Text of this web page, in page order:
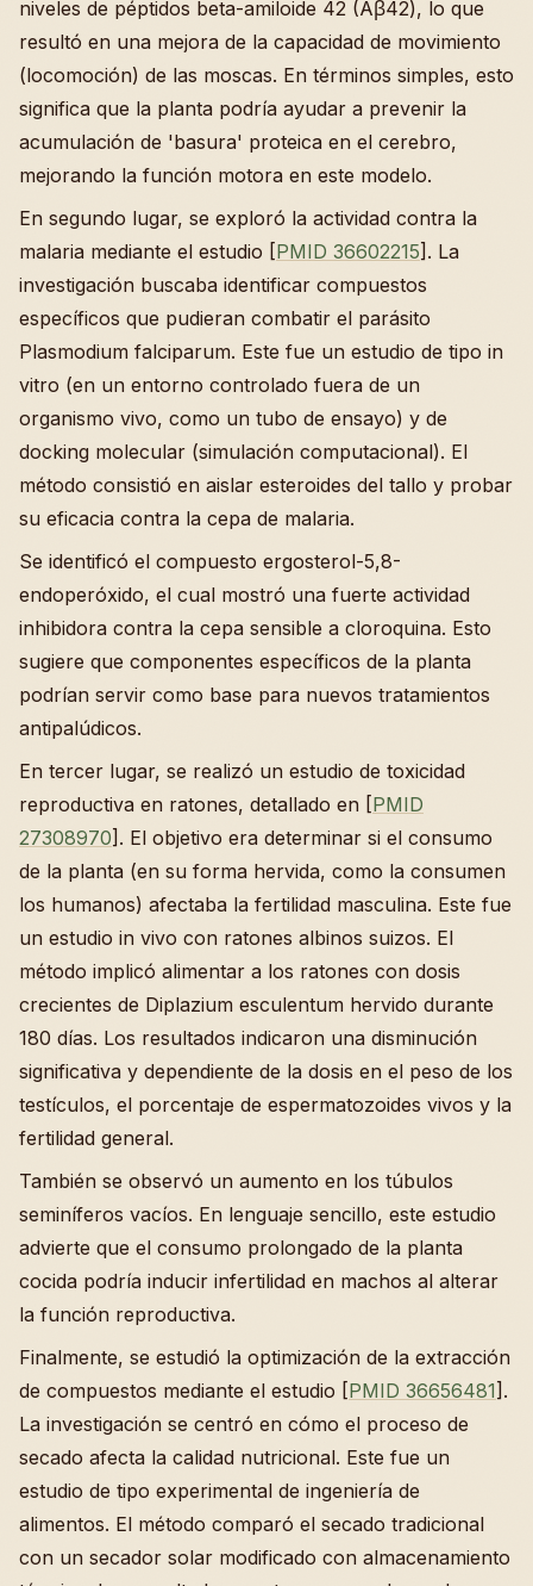
niveles de péptidos beta-amiloide 42 (Aβ42), lo que
resultó en una mejora de la capacidad de movimiento
(locomoción) de las moscas. En términos simples, esto
significa que la planta podría ayudar a prevenir la
acumulación de 'basura' proteica en el cerebro,
mejorando la función motora en este modelo.
En segundo lugar, se exploró la actividad contra la
malaria mediante el estudio [PMID 36602215]. La
investigación buscaba identificar compuestos
específicos que pudieran combatir el parásito
Plasmodium falciparum. Este fue un estudio de tipo in
vitro (en un entorno controlado fuera de un
organismo vivo, como un tubo de ensayo) y de
docking molecular (simulación computacional). El
método consistió en aislar esteroides del tallo y probar
su eficacia contra la cepa de malaria.
Se identificó el compuesto ergosterol-5,8-
endoperóxido, el cual mostró una fuerte actividad
inhibidora contra la cepa sensible a cloroquina. Esto
sugiere que componentes específicos de la planta
podrían servir como base para nuevos tratamientos
antipalúdicos.
En tercer lugar, se realizó un estudio de toxicidad
reproductiva en ratones, detallado en [PMID
27308970]. El objetivo era determinar si el consumo
de la planta (en su forma hervida, como la consumen
los humanos) afectaba la fertilidad masculina. Este fue
un estudio in vivo con ratones albinos suizos. El
método implicó alimentar a los ratones con dosis
crecientes de Diplazium esculentum hervido durante
180 días. Los resultados indicaron una disminución
significativa y dependiente de la dosis en el peso de los
testículos, el porcentaje de espermatozoides vivos y la
fertilidad general.
También se observó un aumento en los túbulos
seminíferos vacíos. En lenguaje sencillo, este estudio
advierte que el consumo prolongado de la planta
cocida podría inducir infertilidad en machos al alterar
la función reproductiva.
Finalmente, se estudió la optimización de la extracción
de compuestos mediante el estudio [PMID 36656481].
La investigación se centró en cómo el proceso de
secado afecta la calidad nutricional. Este fue un
estudio de tipo experimental de ingeniería de
alimentos. El método comparó el secado tradicional
con un secador solar modificado con almacenamiento